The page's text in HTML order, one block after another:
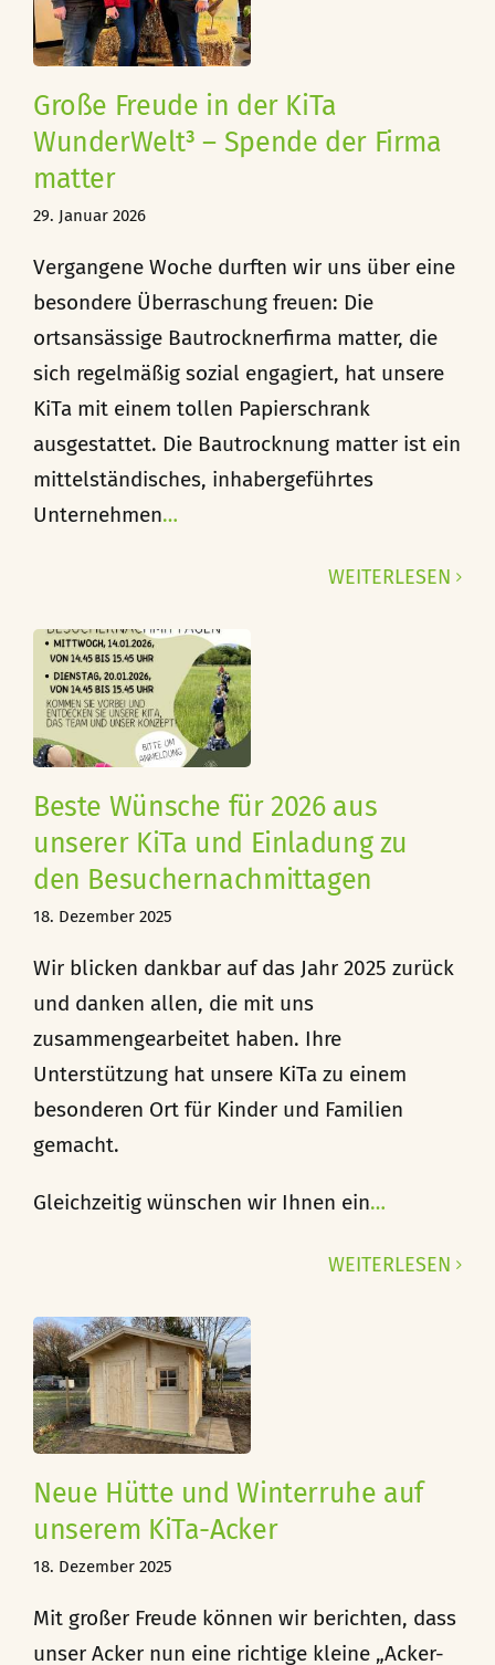
Große Freude in der KiTa
WunderWelt³ – Spende der Firma
matter
29. Januar 2026
Vergangene Woche durften wir uns über eine
besondere Überraschung freuen: Die
ortsansässige Bautrocknerfirma matter, die
sich regelmäßig sozial engagiert, hat unsere
KiTa mit einem tollen Papierschrank
ausgestattet. Die Bautrocknung matter ist ein
mittelständisches, inhabergeführtes
Unternehmen…
WEITERLESEN
Beste Wünsche für 2026 aus
unserer KiTa und Einladung zu
den Besuchernachmittagen
18. Dezember 2025
Wir blicken dankbar auf das Jahr 2025 zurück
und danken allen, die mit uns
zusammengearbeitet haben. Ihre
Unterstützung hat unsere KiTa zu einem
besonderen Ort für Kinder und Familien
gemacht.
Gleichzeitig wünschen wir Ihnen ein…
WEITERLESEN
Neue Hütte und Winterruhe auf
unserem KiTa-Acker
18. Dezember 2025
Mit großer Freude können wir berichten, dass
unser Acker nun eine richtige kleine „Acker-